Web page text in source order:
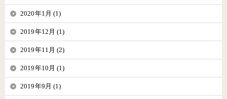
2020年1月 (1)
2019年12月 (1)
2019年11月 (2)
2019年10月 (1)
2019年9月 (1)